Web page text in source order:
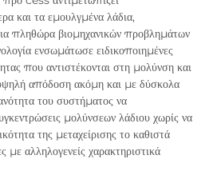
και τα εμουλγμένα λάδια,
πληθώρα βιομηχανικών προβλημάτων
ενσωμάτωσε ειδικοποιημένες
που αντιστέκονται στη μολύνση και
απόδοση ακόμη και με δύσκολα
του συστήματος να
μολύνσεων λάδιου χωρίς να
της μεταχείρισης το καθιστά
με αλληλογενείς χαρακτηριστικά